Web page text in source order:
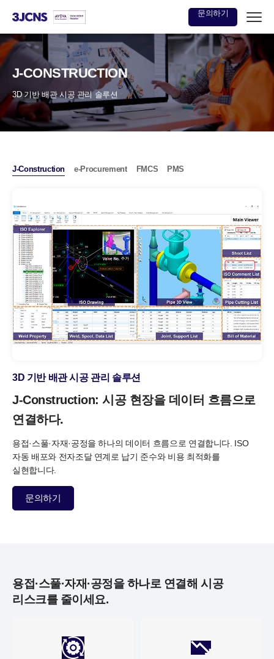
본문
바로가기
문의하기
J-CONSTRUCTION
3D 기반 배관 시공 관리 솔루션
J-Construction e-Procurement FMCS PMS
3D 기반 배관 시공 관리 솔루션
J-Construction: 시공 현장을 데이터 흐름으로
연결하다.
용접·스풀·자재·공정을 하나의 데이터 흐름으로 연결합니다. ISO
자동 배포와 전자조달 연계로 납기 준수와 비용 최적화를
실현합니다.
문의하기
용접·스풀·자재·공정을 하나로 연결해 시공
리스크를 줄이세요.